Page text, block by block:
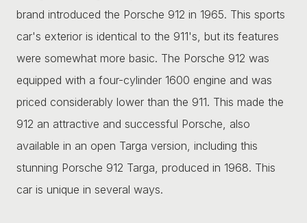
brand introduced the Porsche 912 in 1965. This sports
car's exterior is identical to the 911's, but its features
were somewhat more basic. The Porsche 912 was
equipped with a four-cylinder 1600 engine and was
priced considerably lower than the 911. This made the
912 an attractive and successful Porsche, also
available in an open Targa version, including this
stunning Porsche 912 Targa, produced in 1968. This
car is unique in several ways.